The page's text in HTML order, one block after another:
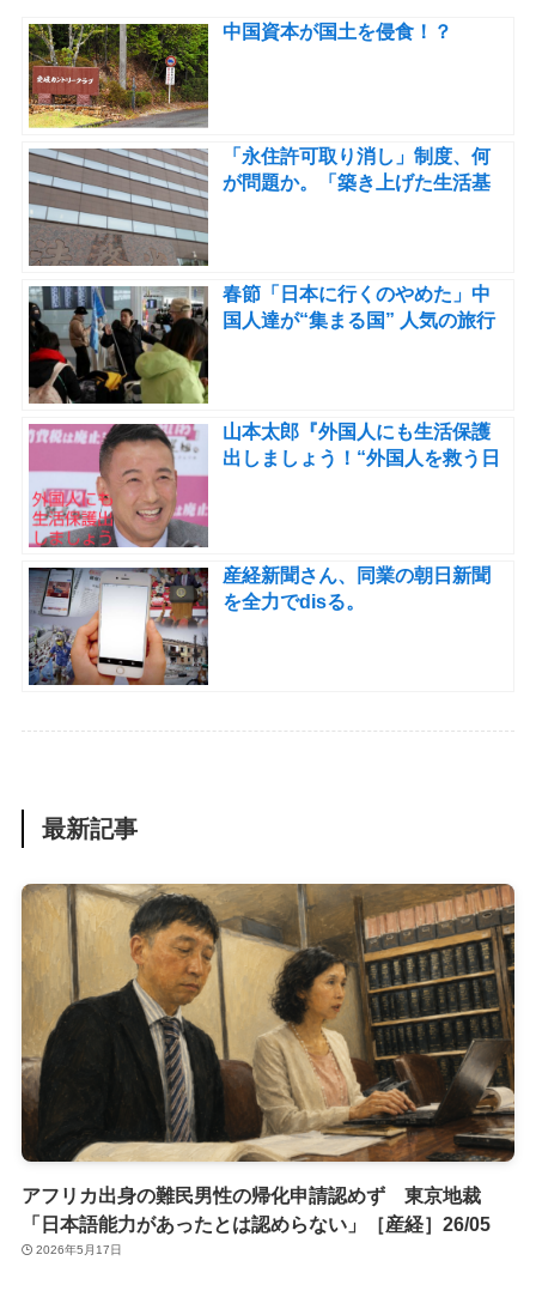
中国資本が国土を侵食！？
「永住許可取り消し」制度、何
が問題か。「築き上げた生活基
春節「日本に行くのやめた」中
国人達が“集まる国” 人気の旅行
山本太郎『外国人にも生活保護
出しましょう！“外国人を救う日
産経新聞さん、同業の朝日新聞
を全力でdisる。
最新記事
アフリカ出身の難民男性の帰化申請認めず 東京地裁
「日本語能力があったとは認めらない」［産経］26/05
2026年5月17日